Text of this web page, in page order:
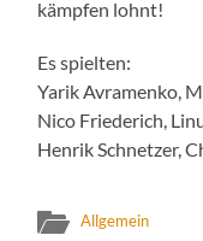
kämpfen lohnt!
Es spielten:
Yarik Avramenko,
Nico Friederich,
Henrik Schnetzer,
Allgemein